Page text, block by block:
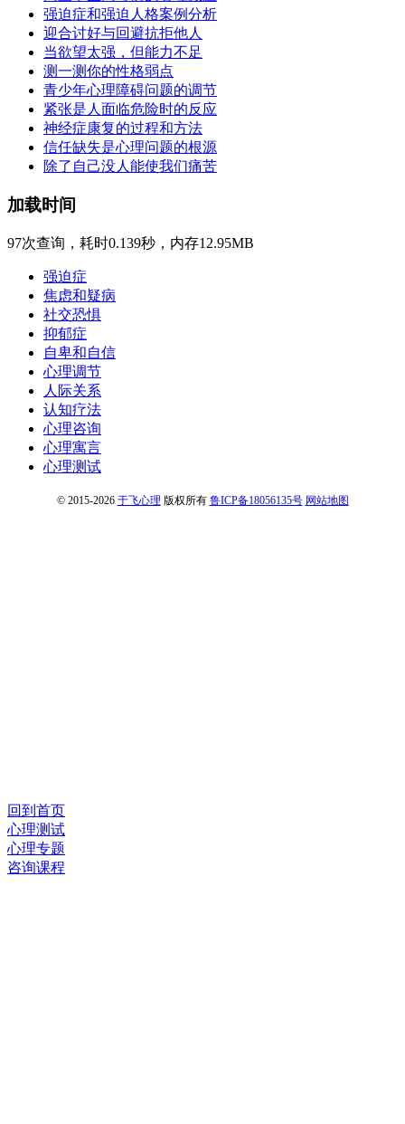
强迫症和强迫人格案例分析
迎合讨好与回避抗拒他人
当欲望太强，但能力不足
测一测你的性格弱点
青少年心理障碍问题的调节
紧张是人面临危险时的反应
神经症康复的过程和方法
信任缺失是心理问题的根源
除了自己没人能使我们痛苦
加载时间
97次查询，耗时0.139秒，内存12.95MB
强迫症
焦虑和疑病
社交恐惧
抑郁症
自卑和自信
心理调节
人际关系
认知疗法
心理咨询
心理寓言
心理测试
© 2015-2026 于飞心理 版权所有 鲁ICP备18056135号 网站地图
回到首页
心理测试
心理专题
咨询课程